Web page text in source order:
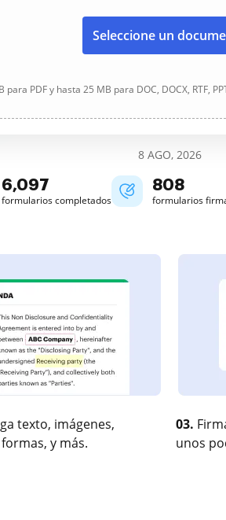
Seleccione un
PDF y hasta 25 MB para DOC, DOCX, RTF,
8 AGO, 2026
6,097
formularios completados
808
formularios
texto, imágenes,
y más.
03.
unos